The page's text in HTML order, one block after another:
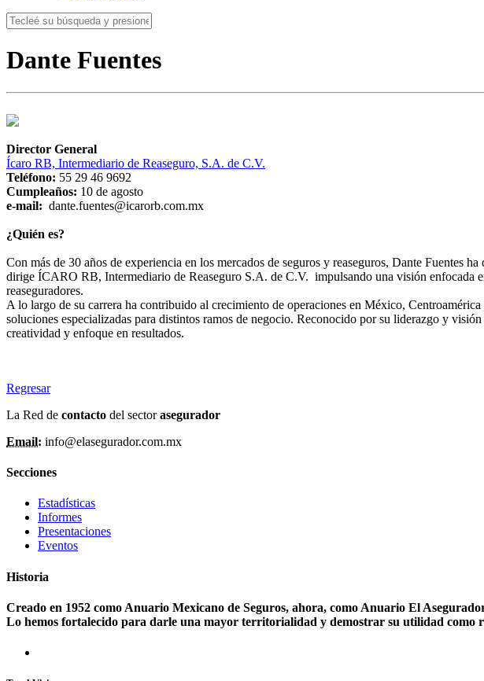
Dante Fuentes
Director General
Ícaro RB, Intermediario de Reaseguro, S.A. de C.V.
Teléfono: 55 29 46 9692
Cumpleaños: 10 de agosto
e-mail: dante.fuentes@icarorb.com.mx
¿Quién es?
Con más de 30 años de experiencia en los mercados de seguros y reaseguros, Dante Fuentes
dirige ÍCARO RB, Intermediario de Reaseguro S.A. de C.V. impulsando una visión enfocada
reaseguradores.
A lo largo de su carrera ha contribuido al crecimiento de operaciones en México,
soluciones especializadas para distintos ramos de negocio. Reconocido por su liderazgo y
creatividad y enfoque en resultados.
Regresar
La Red de contacto del sectorasegurador
Email: info@elasegurador.com.mx
Secciones
Estadísticas
Informes
Presentaciones
Eventos
Historia
Creado en 1952 como Anuario Mexicano de Seguros, ahora, como Anuario El
Lo hemos fortalecido para darle una mayor territorialidad y demostrar su utilidad como